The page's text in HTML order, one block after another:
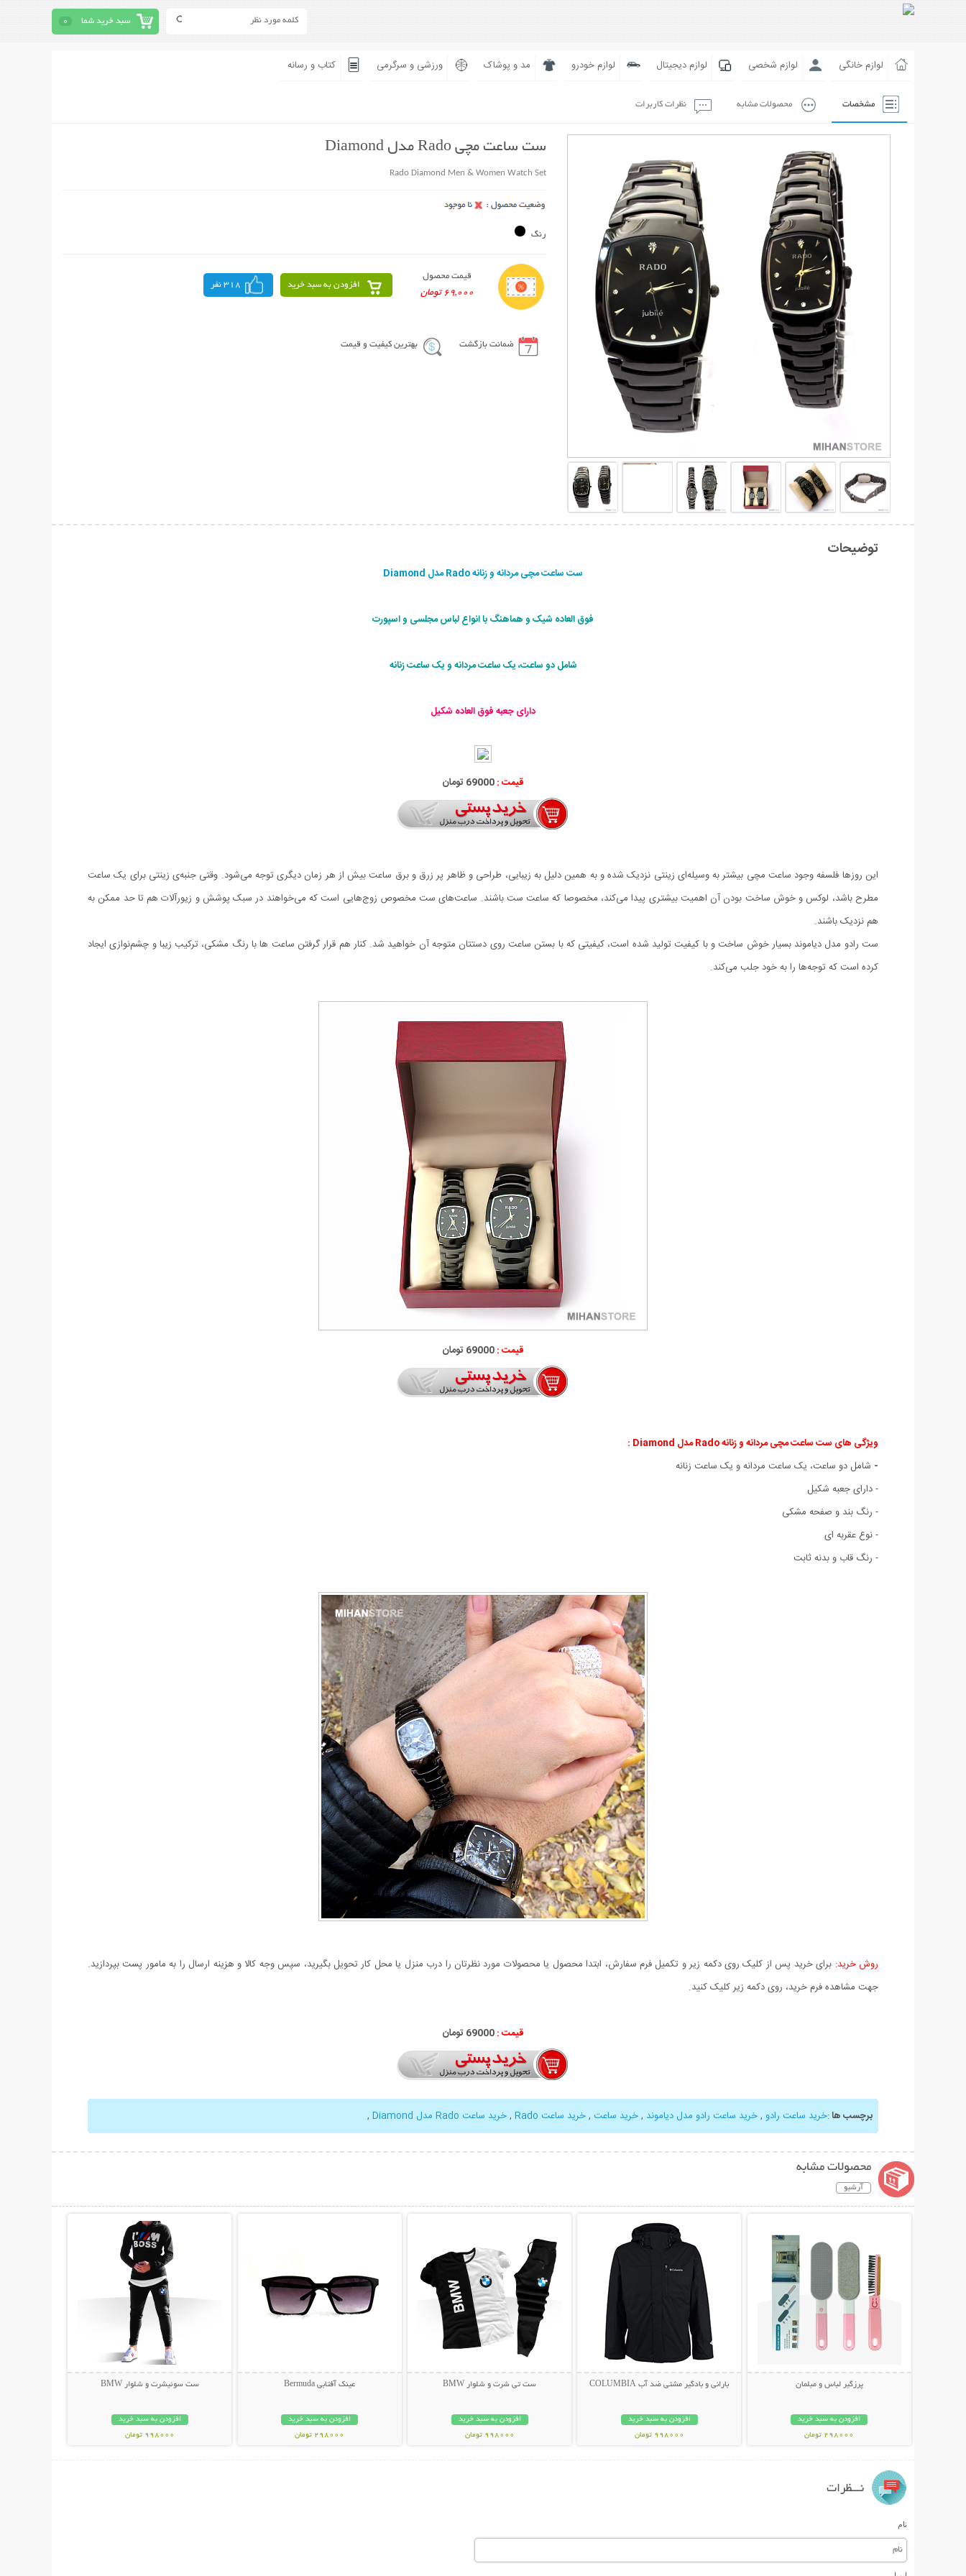
سبد خرید شما 0
لوازم خانگی لوازم شخصی لوازم دیجیتال لوازم خودرو مد و پوشاک ورزشی و سرگرمی کتاب و رسانه
مشخصات محصولات مشابه نظرات کاربرات
ست ساعت مچی Rado مدل Diamond
Rado Diamond Men & Women Watch Set
رنگ
قیمت محصول
69,000 تومان
افزودن به سبد خرید 318 نفر
ضمانت بازگشت بهترین کیفیت و قیمت
توضیحات
ست ساعت مچی مردانه و زنانه Rado مدل Diamond
فوق العاده شیک و هماهنگ با انواع لباس مجلسی و اسپورت
شامل دو ساعت، یک ساعت مردانه و یک ساعت زنانه
دارای جعبه فوق العاده شکیل
قیمت :69000 تومان
این روزها فلسفه وجود ساعت مچی بیشتر به وسیله‌ای زینتی نزدیک شده و به همین دلیل به زیبایی، طراحی و ظاهر پر زرق و برق ساعت بیش از هر زمان دیگری توجه می‌شود. وقتی جنبه‌ی زینتی برای یک ساعت
مطرح باشد، لوکس و خوش ساخت بودن آن اهمیت بیشتری پیدا می‌کند، مخصوصا که ساعت ست باشند. ساعت‌های ست مخصوص زوج‌هایی است که می‌خواهند در سبک پوشش و زیورآلات هم تا حد ممکن به
هم نزدیک باشند.
ست رادو مدل دیاموند بسیار خوش ساخت و با کیفیت تولید شده است، کیفیتی که با بستن ساعت روی دستتان متوجه آن خواهید شد. کنار هم قرار گرفتن ساعت ها با رنگ مشکی، ترکیب زیبا و چشم‌نوازی ایجاد
کرده است که توجه‌ها را به خود جلب می‌کند.
قیمت :69000 تومان
ویژگی های ست ساعت مچی مردانه و زنانه Rado مدل Diamond :
- شامل دو ساعت، یک ساعت مردانه و یک ساعت زنانه
- دارای جعبه شکیل
- رنگ بند و صفحه مشکی
- نوع عقربه ای
- رنگ قاب و بدنه ثابت
روش خرید: برای خرید پس از کلیک روی دکمه زیر و تکمیل فرم سفارش، ابتدا محصول یا محصولات مورد نظرتان را درب منزل یا محل کار تحویل بگیرید، سپس وجه کالا و هزینه ارسال را به مامور پست بپردازید.
جهت مشاهده فرم خرید، روی دکمه زیر کلیک کنید.
قیمت :69000 تومان
برچسب ها:خرید ساعت رادو ,خرید ساعت رادو مدل دیاموند ,خرید ساعت ,خرید ساعت Rado ,خرید ساعت Rado مدل Diamond ,
محصولات مشابه
آرشیو
پرزگیر لباس و مبلمان
افزودن به سبد خرید
298000 تومان
بارانی و بادگیر مشتی ضد آب COLUMBIA
افزودن به سبد خرید
998000 تومان
ست تی شرت و شلوار BMW
افزودن به سبد خرید
998000 تومان
عینک آفتابی Bermuda
افزودن به سبد خرید
298000 تومان
ست سوئیشرت و شلوار BMW
افزودن به سبد خرید
998000 تومان
نـــظرات
نام